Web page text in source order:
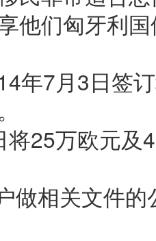
他们匈牙利
年7月3日签
将25万欧元及
做相关文件